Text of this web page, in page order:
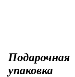
Подарочная
упаковка